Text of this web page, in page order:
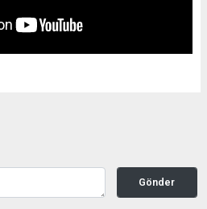
Gönder